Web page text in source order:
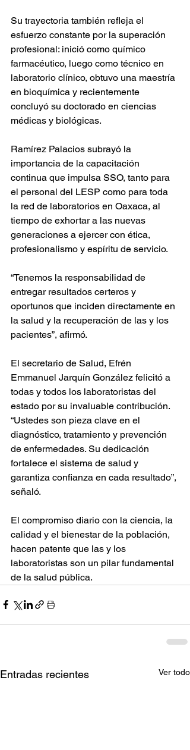
Su trayectoria también refleja el
esfuerzo constante por la superación
profesional: inició como químico
farmacéutico, luego como técnico en
laboratorio clínico, obtuvo una maestría
en bioquímica y recientemente
concluyó su doctorado en ciencias
médicas y biológicas.
Ramírez Palacios subrayó la
importancia de la capacitación
continua que impulsa SSO, tanto para
el personal del LESP como para toda
la red de laboratorios en Oaxaca, al
tiempo de exhortar a las nuevas
generaciones a ejercer con ética,
profesionalismo y espíritu de servicio.
“Tenemos la responsabilidad de
entregar resultados certeros y
oportunos que inciden directamente en
la salud y la recuperación de las y los
pacientes”, afirmó.
El secretario de Salud, Efrén
Emmanuel Jarquín González felicitó a
todas y todos los laboratoristas del
estado por su invaluable contribución.
“Ustedes son pieza clave en el
diagnóstico, tratamiento y prevención
de enfermedades. Su dedicación
fortalece el sistema de salud y
garantiza confianza en cada resultado”,
señaló.
El compromiso diario con la ciencia, la
calidad y el bienestar de la población,
hacen patente que las y los
laboratoristas son un pilar fundamental
de la salud pública.
Entradas recientes Ver todo